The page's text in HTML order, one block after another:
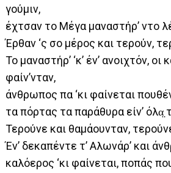
γούμιν,
έχτσαν το Μέγα μαναστήρ’ ντο
Έρθαν ‘ς σο μέρος και τερούν,
Το μαναστήρ’ ‘κ’ έν’ ανοιχτόν, οι
φαίν’νταν,
άνθρωπος πα ‘κι φαίνεται
τα πόρτας τα παράθυρα είν’
Τερούνε και θαμάουνταν,
Έν’ δεκαπέντε τ’ Αλωνάρ’ και
καλόερος ‘κι φαίνεται, ποπάς